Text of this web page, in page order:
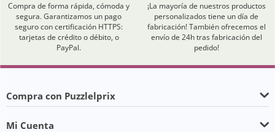
Compra de forma rápida, cómoda y
segura. Garantizamos un pago
seguro con certificación HTTPS:
tarjetas de crédito o débito, o
PayPal.
¡La mayoría de nuestros productos
personalizados tiene un día de
fabricación! También ofrecemos el
envío de 24h tras fabricación del
pedido!
Compra con Puzzlelprix
Mi Cuenta